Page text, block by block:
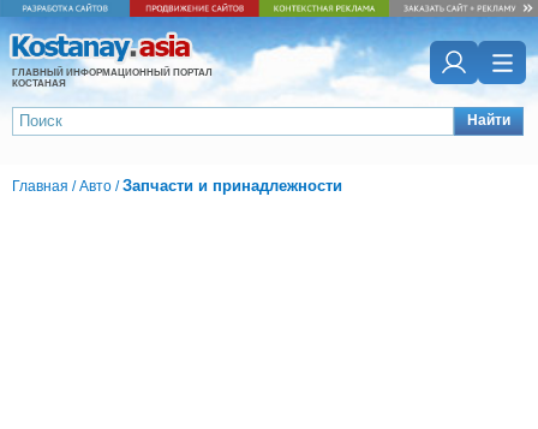
ГЛАВНЫЙ ИНФОРМАЦИОННЫЙ ПОРТАЛ
КОСТАНАЯ
Найти
Главная /Авто /Запчасти и принадлежности